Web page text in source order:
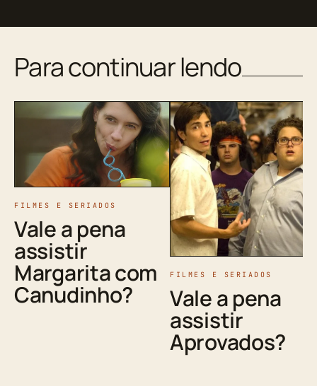
Para continuar lendo
FILMES E SERIADOS
Vale a pena
assistir
Margarita com
Canudinho?
FILMES E SERIADOS
Vale a pena
assistir
Aprovados?